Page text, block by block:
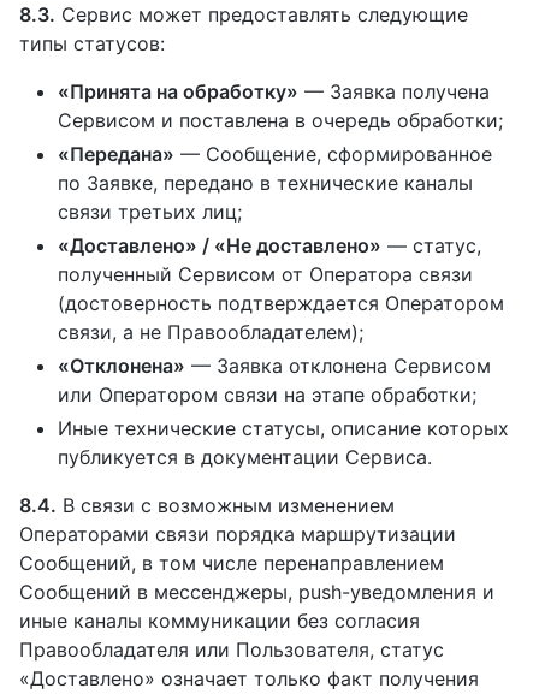
8.3. Сервис может предоставлять следующие
типы статусов:
«Принята на обработку» — Заявка получена
Сервисом и поставлена в очередь обработки;
«Передана» — Сообщение, сформированное
по Заявке, передано в технические каналы
связи третьих лиц;
«Доставлено» / «Не доставлено» — статус,
полученный Сервисом от Оператора связи
(достоверность подтверждается Оператором
связи, а не Правообладателем);
«Отклонена» — Заявка отклонена Сервисом
или Оператором связи на этапе обработки;
Иные технические статусы, описание которых
публикуется в документации Сервиса.
8.4. В связи с возможным изменением
Операторами связи порядка маршрутизации
Сообщений, в том числе перенаправлением
Сообщений в мессенджеры, push-уведомления и
иные каналы коммуникации без согласия
Правообладателя или Пользователя, статус
«Доставлено» означает только факт получения